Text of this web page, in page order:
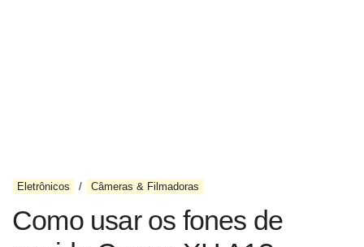
Eletrônicos Câmeras & Filmadoras
Como usar os fones de